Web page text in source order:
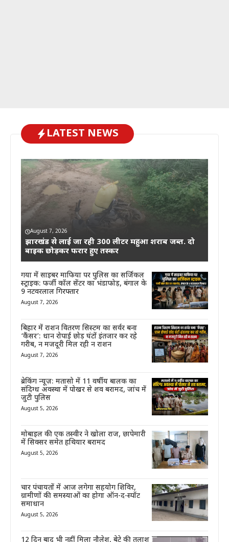
LATEST NEWS
August 7, 2026
झारखंड से लाई जा रही 300 लीटर महुआ शराब जब्त. दो
बाइक छोड़कर फरार हुए तस्कर
गया में साइबर माफिया पर पुलिस का सर्जिकल
स्ट्राइक: फर्जी कॉल सेंटर का भंडाफोड़, बंगाल के
9 नटवरलाल गिरफ्तार
August 7, 2026
बिहार में राशन वितरण सिस्टम का सर्वर बना
‘कैंसर’: धान रोपाई छोड़ घंटों इंतजार कर रहे
गरीब, न मजदूरी मिल रही न राशन
August 7, 2026
ब्रेकिंग न्यूज़: मतासो में 11 वर्षीय बालक का
संदिग्ध अवस्था में पोखर से शव बरामद, जांच में
जुटी पुलिस
August 5, 2026
मोबाइल की एक तस्वीर ने खोला राज, छापेमारी
में सिक्सर समेत हथियार बरामद
August 5, 2026
चार पंचायतों में आज लगेगा सहयोग शिविर,
ग्रामीणों की समस्याओं का होगा ऑन-द-स्पॉट
समाधान
August 5, 2026